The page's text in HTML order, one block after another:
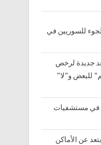
للسوريين في
جديدة لرخص
للبعض و”لا”
في مستشفيات
عن الأماكن